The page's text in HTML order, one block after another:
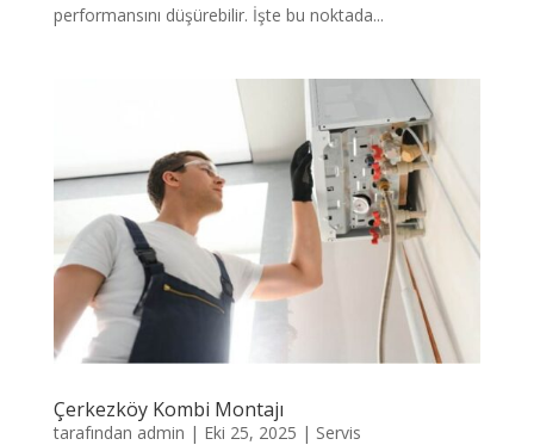
performansını düşürebilir. İşte bu noktada...
Çerkezköy Kombi Montajı
tarafından admin | Eki 25, 2025 | Servis